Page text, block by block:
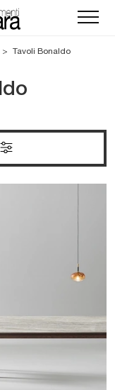
> Tavoli Bonaldo